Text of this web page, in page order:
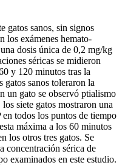
gatos sanos, sin signos
los exámenes hemato-
dosis única de 0,2 mg/kg
séricas se midieron
y 120 minutos tras la
sanos toleraron la
un gato se observó ptialismo
siete gatos mostraron una
todos los puntos de tiempo
máxima a los 60 minutos
los otros tres gatos. Se
concentración sérica de
examinados en este estudio.